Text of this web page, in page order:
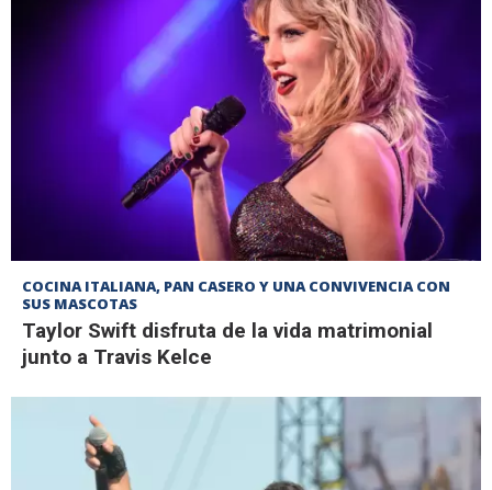
COCINA ITALIANA, PAN CASERO Y UNA CONVIVENCIA CON
SUS MASCOTAS
Taylor Swift disfruta de la vida matrimonial
junto a Travis Kelce